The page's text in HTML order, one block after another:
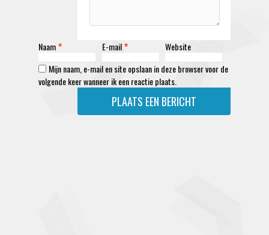
Naam * E-mail *
Website
Mijn naam, e-mail en site opslaan in deze browser voor de
volgende keer wanneer ik een reactie plaats.